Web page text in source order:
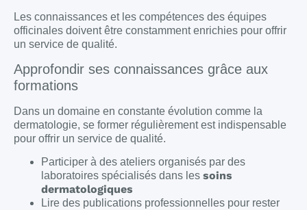
Les connaissances et les compétences des équipes
officinales doivent être constamment enrichies pour offrir
un service de qualité.
Approfondir ses connaissances grâce aux
formations
Dans un domaine en constante évolution comme la
dermatologie, se former régulièrement est indispensable
pour offrir un service de qualité.
Participer à des ateliers organisés par des
laboratoires spécialisés dans les soins
dermatologiques
Lire des publications professionnelles pour rester